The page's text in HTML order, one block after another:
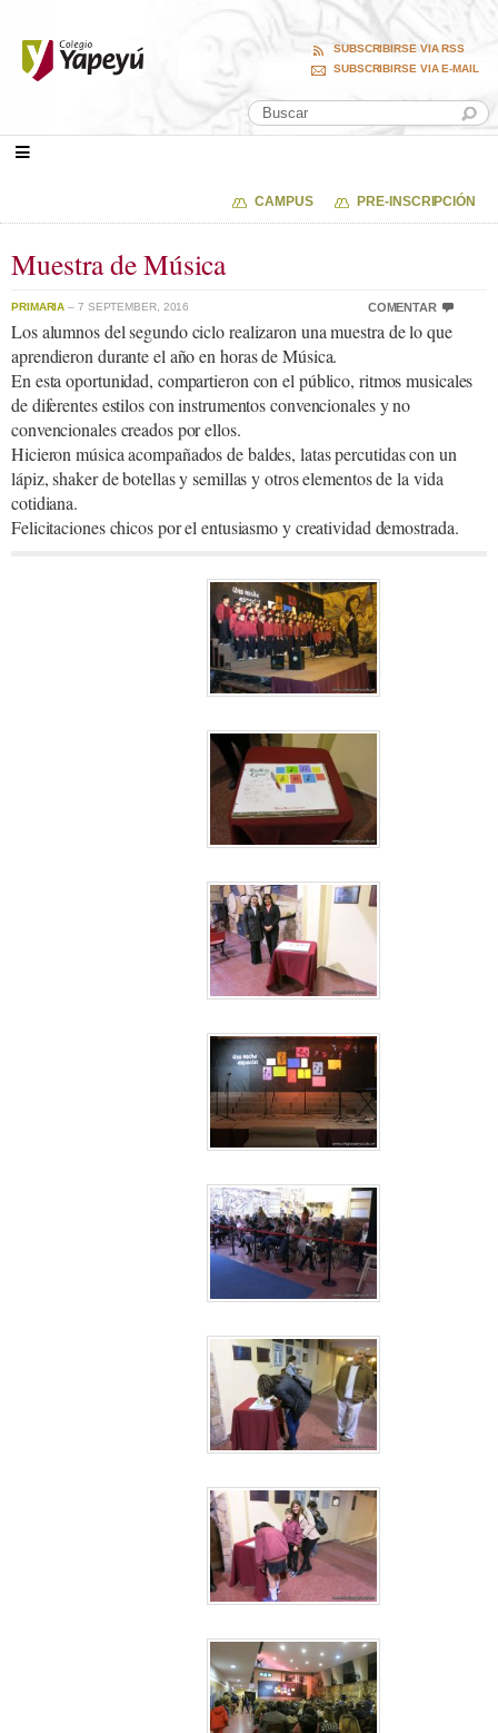
SUBSCRIBIRSE VIA RSS
SUBSCRIBIRSE VIA E-MAIL
CAMPUS PRE-INSCRIPCIÓN
Muestra de Música
PRIMARIA – 7 SEPTEMBER, 2016 COMENTAR
Los alumnos del segundo ciclo realizaron una muestra de lo que
aprendieron durante el año en horas de Música.
En esta oportunidad, compartieron con el público, ritmos musicales
de diferentes estilos con instrumentos convencionales y no
convencionales creados por ellos.
Hicieron música acompañados de baldes, latas percutidas con un
lápiz, shaker de botellas y semillas y otros elementos de la vida
cotidiana.
Felicitaciones chicos por el entusiasmo y creatividad demostrada.